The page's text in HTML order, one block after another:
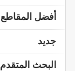
أفضل المقاطع
جديد
البحث المتقدم